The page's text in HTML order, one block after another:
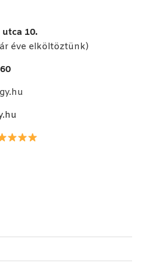
utca 10.
éve elköltöztünk)